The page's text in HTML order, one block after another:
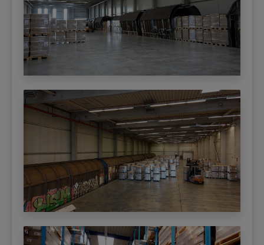
Kontraktlogistikfläche Roermond
(Niederlande)
Kontraktlogistikfläche in Hamburg
Kontraktlogistik in 33070 Budoia (Italien)
Kontraktlogistik in Venray (Niederlande)
Kontraktlogistik in 33052 Cervignano del
Friuli (Italien)
Kontraktlogistik in 29016 Cortemaggiore
mit 5500 qm (Italien)
Kontraktlogistik in 24539 Neumünster
2300 qm
Kontraktlogistik in 33028 Tolmezzo (UD)
(Italien)
Lagerfläche mit und ohne Bewirtschaftung
in Ratingen frei
Kontraktlogistikfläche in Dresden